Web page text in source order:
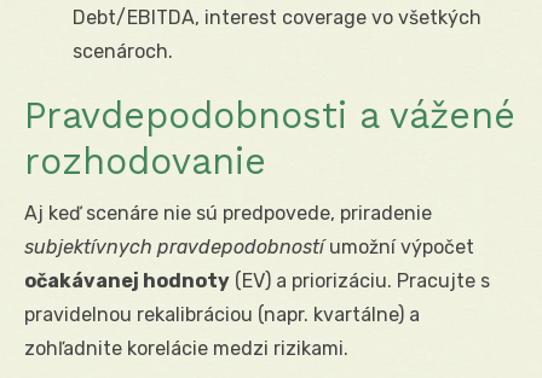
Debt/EBITDA, interest coverage vo všetkých
scenároch.
Pravdepodobnosti a vážené
rozhodovanie
Aj keď scenáre nie sú predpovede, priradenie
subjektívnych pravdepodobnostíumožní výpočet
očakávanej hodnoty (EV) a priorizáciu. Pracujte s
pravidelnou rekalibráciou (napr. kvartálne) a
zohľadnite korelácie medzi rizikami.